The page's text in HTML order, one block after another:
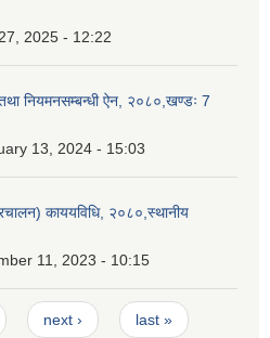
2025 - 12:22
तथा नियमनसम्बन्धी ऐन, २०८०,खण्डः 7
13, 2024 - 15:03
काययविधि, २०८०,स्थानीय
11, 2023 - 10:15
next › last »